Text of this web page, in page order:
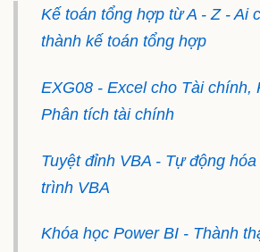
Kế toán tổng hợp từ A - Z - Ai
thành kế toán tổng hợp
EXG08 - Excel cho Tài chính,
Phân tích tài chính
Tuyệt đỉnh VBA - Tự động
trình VBA
Khóa học Power BI - Thành